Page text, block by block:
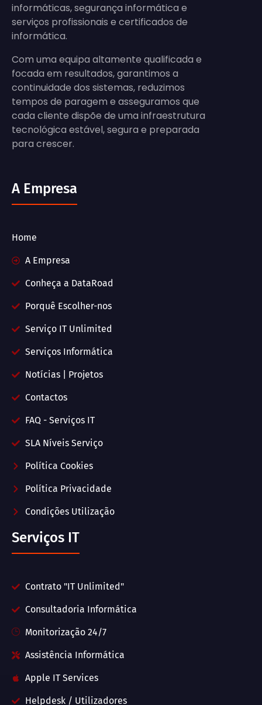
informáticas, segurança informática e
serviços profissionais e certificados de
informática.
Com uma equipa altamente qualificada e
focada em resultados, garantimos a
continuidade dos sistemas, reduzimos
tempos de paragem e asseguramos que
cada cliente dispõe de uma infraestrutura
tecnológica estável, segura e preparada
para crescer.
A Empresa
Home
A Empresa
Conheça a DataRoad
Porquê Escolher-nos
Serviço IT Unlimited
Serviços Informática
Notícias | Projetos
Contactos
FAQ - Serviços IT
SLA Níveis Serviço
Política Cookies
Política Privacidade
Condições Utilização
Serviços IT
Contrato "IT Unlimited"
Consultadoria Informática
Monitorização 24/7
Assistência Informática
Apple IT Services
Helpdesk / Utilizadores